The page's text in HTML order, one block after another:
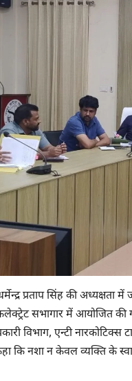
प्रताप सिंह की
सभागार में आयोजित की
विभाग, एन्टी नारकोटिक्स
कि नशा न केवल व्यक्ति के